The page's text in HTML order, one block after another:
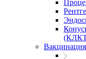
Вакцинация